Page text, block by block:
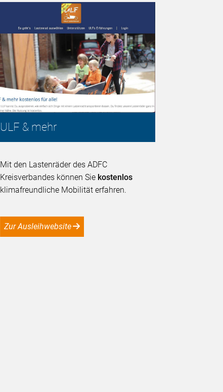
ULF & mehr
Mit den Lastenräder des ADFC
Kreisverbandes können Sie kostenlos
klimafreundliche Mobilität erfahren.
Zur Ausleihwebsite